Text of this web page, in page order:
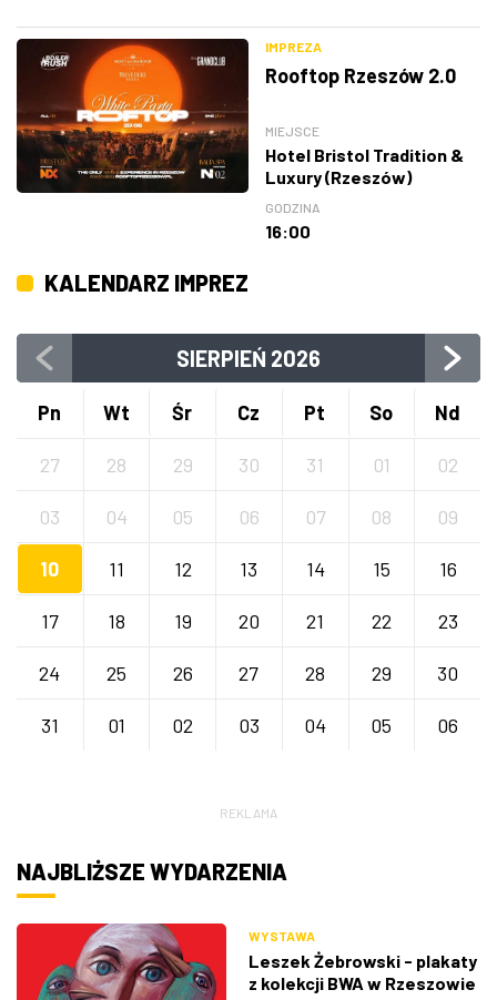
IMPREZA
Rooftop Rzeszów 2.0
MIEJSCE
Hotel Bristol Tradition &
Luxury (Rzeszów)
GODZINA
16:00
KALENDARZ IMPREZ
SIERPIEŃ 2026
Pn Wt Śr Cz Pt So Nd
27 28 29 30 31 01 02
03 04 05 06 07 08 09
10 11 12 13 14 15 16
17 18 19 20 21 22 23
24 25 26 27 28 29 30
31 01 02 03 04 05 06
REKLAMA
NAJBLIŻSZE WYDARZENIA
WYSTAWA
Leszek Żebrowski - plakaty
z kolekcji BWA w Rzeszowie